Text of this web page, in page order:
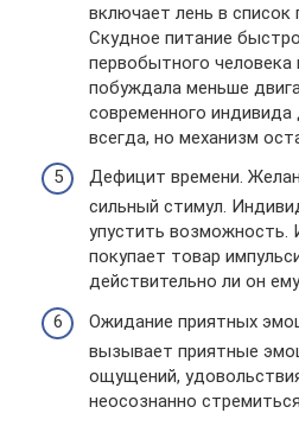
включает лень в
Скудное питание
первобытного
побуждала меньше
современного
всегда, но механизм
Дефицит времени.
сильный стимул.
упустить возможность.
покупает товар
действительно ли он
Ожидание приятных
вызывает приятные
ощущений,
неосознанно